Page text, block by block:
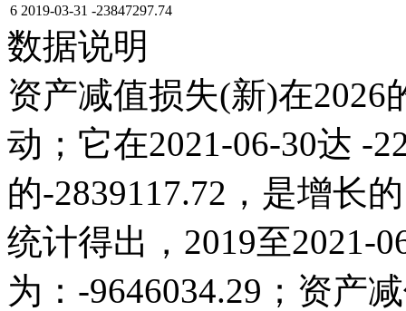
6 2019-03-31 -23847297.74
数据说明
资产减值损失(新)在2026
动；它在2021-06-30达 -
的-2839117.72，是增长
统计得出，2019至2021-
为：-9646034.29；资产